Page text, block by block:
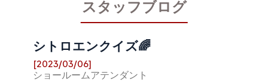
スタッフブログ
シトロエンクイズ🌈
[2023/03/06]
ショールームアテンダント